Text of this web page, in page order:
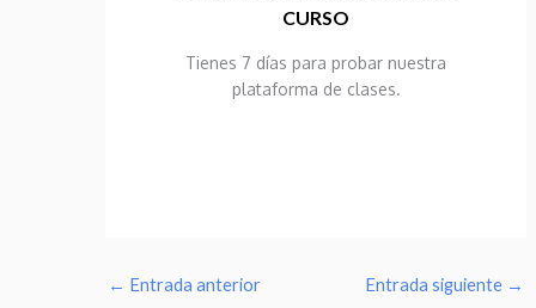
CURSO
Tienes 7 días para probar nuestra
plataforma de clases.
← Entrada anterior Entrada siguiente →